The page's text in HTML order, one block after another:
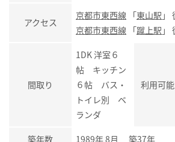
アクセス
京都市東西線 「東山駅 」
京都市東西線 「蹴上駅 」
間取り
1DK 洋室６
帖 キッチン
６帖 バス・
トイレ別 ベ
ランダ
利用可
築年数 1989年 8月 築37年